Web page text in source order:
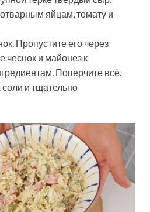
яйцам, томату и
Пропустите его через
чеснок и майонез к
Поперчите всё.
соли и тщательно